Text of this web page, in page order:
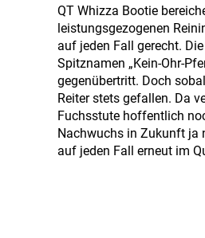
QT Whizza Bootie
leistungsgezogenen
auf jeden Fall gerecht.
Spitznamen „Kein-Ohr-
gegenübertritt. Doch
Reiter stets gefallen. Da
Fuchsstute hoffentlich
Nachwuchs in Zukunft ja
auf jeden Fall erneut im